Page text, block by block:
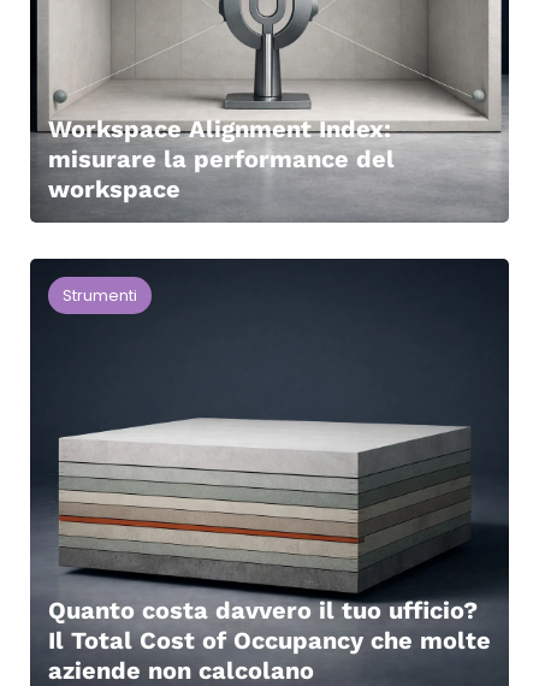
Workspace Alignment Index:
misurare la performance del
workspace
Strumenti
Quanto costa davvero il tuo ufficio?
Il Total Cost of Occupancy che molte
aziende non calcolano